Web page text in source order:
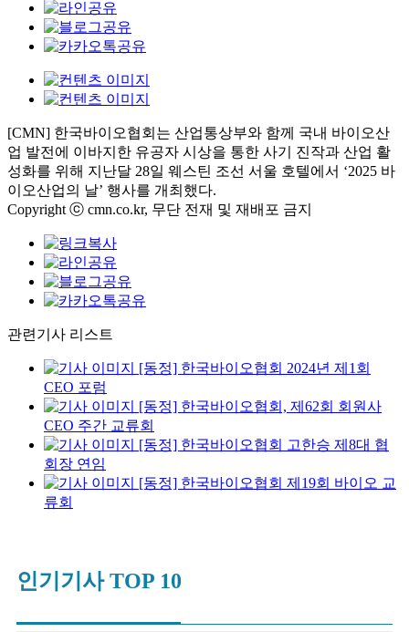
[CMN] 한국바이오협회는 산업통상부와 함께 국내 바이오산
업 발전에 이바지한 유공자 시상을 통한 사기 진작과 산업 활
성화를 위해 지난달 28일 웨스틴 조선 서울 호텔에서 ‘2025 바
이오산업의 날’ 행사를 개최했다.
Copyright ⓒ cmn.co.kr, 무단 전재 및 재배포 금지
관련기사 리스트
[동정] 한국바이오협회 2024년 제1회
CEO 포럼
[동정] 한국바이오협회, 제62회 회원사
CEO 주간 교류회
[동정] 한국바이오협회 고한승 제8대 협
회장 연임
[동정] 한국바이오협회 제19회 바이오 교
류회
인기기사 TOP 10